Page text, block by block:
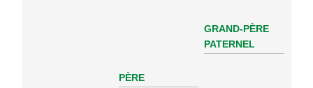
PÈRE
GRAND-PÈRE
PATERNEL